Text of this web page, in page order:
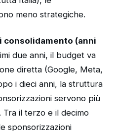
meno strategiche.
consolidamento (anni
due anni, il budget va
diretta (Google, Meta,
i dieci anni, la struttura
servono più
il terzo e il decimo
sponsorizzazioni